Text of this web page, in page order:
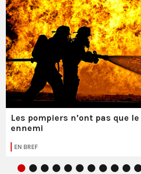
Les pompiers n’ont pas que
ennemi
EN BREF